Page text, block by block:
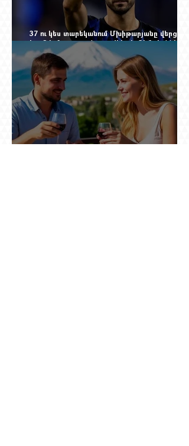
37 ու կես տարեկանում Մխիթարյանը վերցրեց
ևս մեկ մրցաշրջան, որովհետև Չեմպիոնների
լիգայի պատմությունը դեռ փակված չէ
Ռուսաստանը սկսել է խոսել այն լեզվով, որը